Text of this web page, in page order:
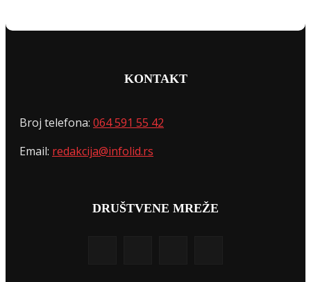
KONTAKT
Broj telefona: 064 591 55 42
Email: redakcija@infolid.rs
DRUŠTVENE MREŽE